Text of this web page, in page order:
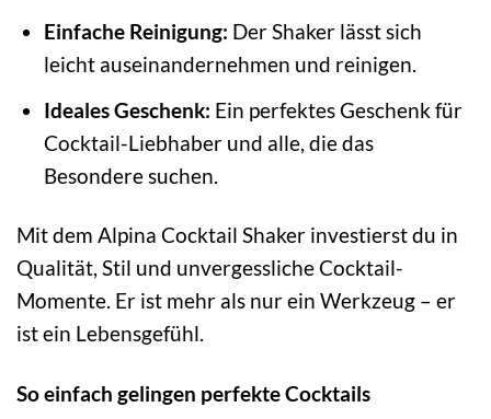
Einfache Reinigung: Der Shaker lässt sich
leicht auseinandernehmen und reinigen.
Ideales Geschenk: Ein perfektes Geschenk für
Cocktail-Liebhaber und alle, die das
Besondere suchen.
Mit dem Alpina Cocktail Shaker investierst du in
Qualität, Stil und unvergessliche Cocktail-
Momente. Er ist mehr als nur ein Werkzeug – er
ist ein Lebensgefühl.
So einfach gelingen perfekte Cocktails